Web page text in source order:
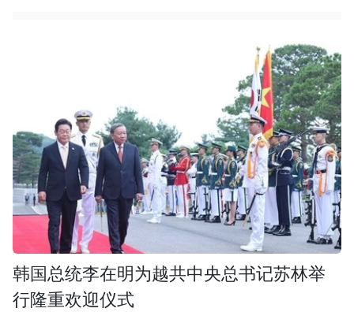
韩国总统李在明为越共中央总书记苏林举
行隆重欢迎仪式